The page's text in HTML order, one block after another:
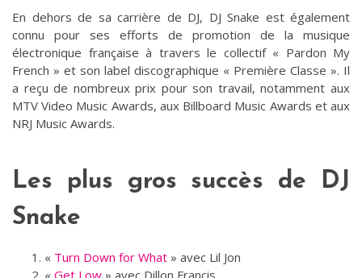
En dehors de sa carrière de DJ, DJ Snake est également
connu pour ses efforts de promotion de la musique
électronique française à travers le collectif « Pardon My
French » et son label discographique « Première Classe ». Il
a reçu de nombreux prix pour son travail, notamment aux
MTV Video Music Awards, aux Billboard Music Awards et aux
NRJ Music Awards.
Les plus gros succès de DJ
Snake
« Turn Down for What » avec Lil Jon
« Get Low » avec Dillon Francis